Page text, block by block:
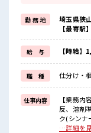
制服があるので、
毎日の服装の悩み解
≪初めての仕事だ
新しいことにチャ
しっかり働く環境が
イチからスキルUP
≪自分に合った期間
福利厚生が整った派
■職場の雰囲気
しっかり休める休
オンオフの切替も
ロッカーあり！
勤 務 地
埼玉県狭
【最寄駅
給 与 【時給】
職 種 仕分け・
仕事内容
【業務
反、溶剤
ク(シンナ
フィルム印刷 ■お仕事PR ≪時間にメリハリを≫
…詳細を